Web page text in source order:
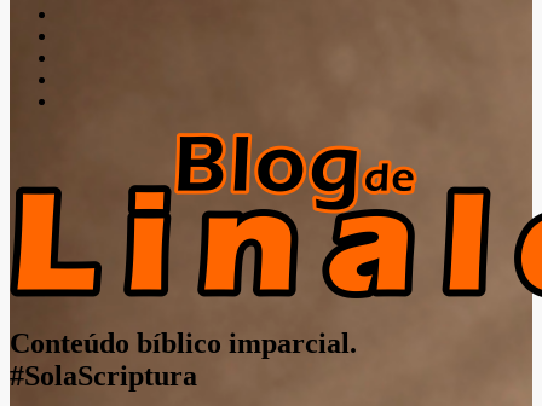
Conteúdo bíblico imparcial.
#SolaScriptura